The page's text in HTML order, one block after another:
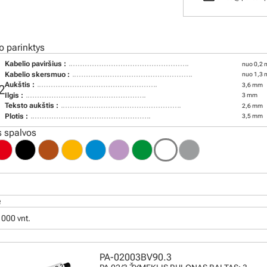
parinktys
Kabelio paviršius : nuo 0,2
Kabelio skersmuo : nuo 1,3
Aukštis : 3,6 mm
Ilgis : 3 mm
Teksto aukštis : 2,6 mm
Plotis : 3,5 mm
spalvos
vnt.
PA-02003BV90.3